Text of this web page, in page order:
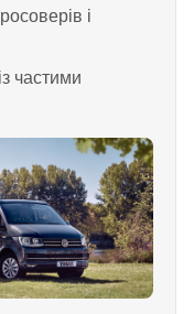
і
частими